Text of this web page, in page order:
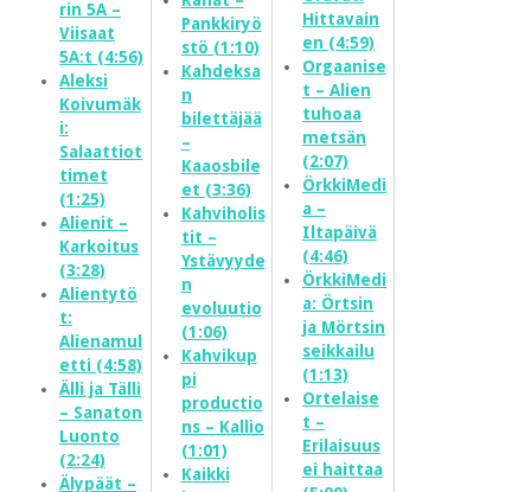
rin 5A –
Viisaat
5A:t (4:56)
Aleksi
Koivumäk
i:
Salaattiot
timet
(1:25)
Alienit –
Karkoitus
(3:28)
Alientytö
t:
Alienamul
etti (4:58)
Älli ja Tälli
– Sanaton
Luonto
(2:24)
Älypäät –
Pankkiryö
stö (1:10)
Kahdeksa
n
bilettäjää
–
Kaaosbile
et (3:36)
Kahviholis
tit –
Ystävyyde
n
evoluutio
(1:06)
Kahvikup
pi
productio
ns – Kallio
(1:01)
Kaikki
Hittavain
en (4:59)
Orgaanise
t – Alien
tuhoaa
metsän
(2:07)
ÖrkkiMedi
a –
Iltapäivä
(4:46)
ÖrkkiMedi
a: Örtsin
ja Mörtsin
seikkailu
(1:13)
Ortelaise
t –
Erilaisuus
ei haittaa